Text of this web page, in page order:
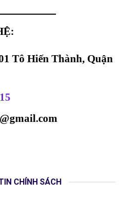
Tô Hiến Thành, Quận
CHÍNH SÁCH